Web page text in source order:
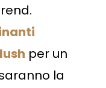
per un
la